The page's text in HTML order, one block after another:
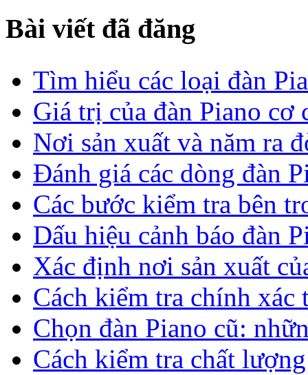
Bài viết đã đăng
Tìm hiểu các loại đàn
Giá trị của đàn Piano cơ
Nơi sản xuất và năm ra
Đánh giá các dòng đàn
Các bước kiểm tra bên
Dấu hiệu cảnh báo đàn
Xác định nơi sản xuất
Cách kiểm tra chính xác
Chọn đàn Piano cũ:
Cách kiểm tra chất